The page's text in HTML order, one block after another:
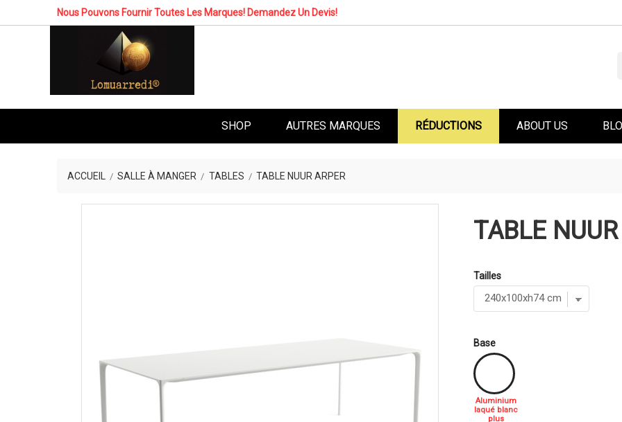
Nous Pouvons Fournir Toutes Les Marques! Demandez Un Devis!
SHOP AUTRES MARQUES RÉDUCTIONS ABOUT US
ACCUEIL SALLE À MANGER TABLES TABLE NUUR ARPER
TABLE
Tailles
Base
Aluminium
laqué blanc
plus